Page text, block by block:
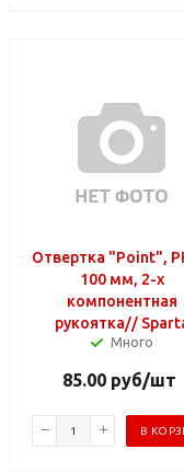
Отвертка "Point",
100 мм, 2-х
компонентная
рукоятка//
Много
85.00 руб/шт
В